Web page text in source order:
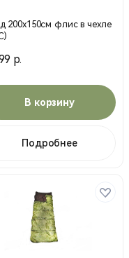
200х150см флис в чехле
р.
В корзину
Подробнее